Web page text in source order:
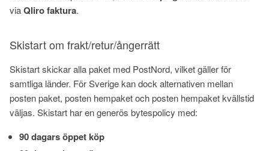
viaQliro faktura.
Skistart om frakt/retur/ångerrätt
Skistart skickar alla paket med PostNord, vilket gäller för
samtliga länder. För Sverige kan dock alternativen mellan
posten paket, posten hempaket och posten hempaket kvällstid
väljas. Skistart har en generös bytespolicy med:
90 dagars öppet köp